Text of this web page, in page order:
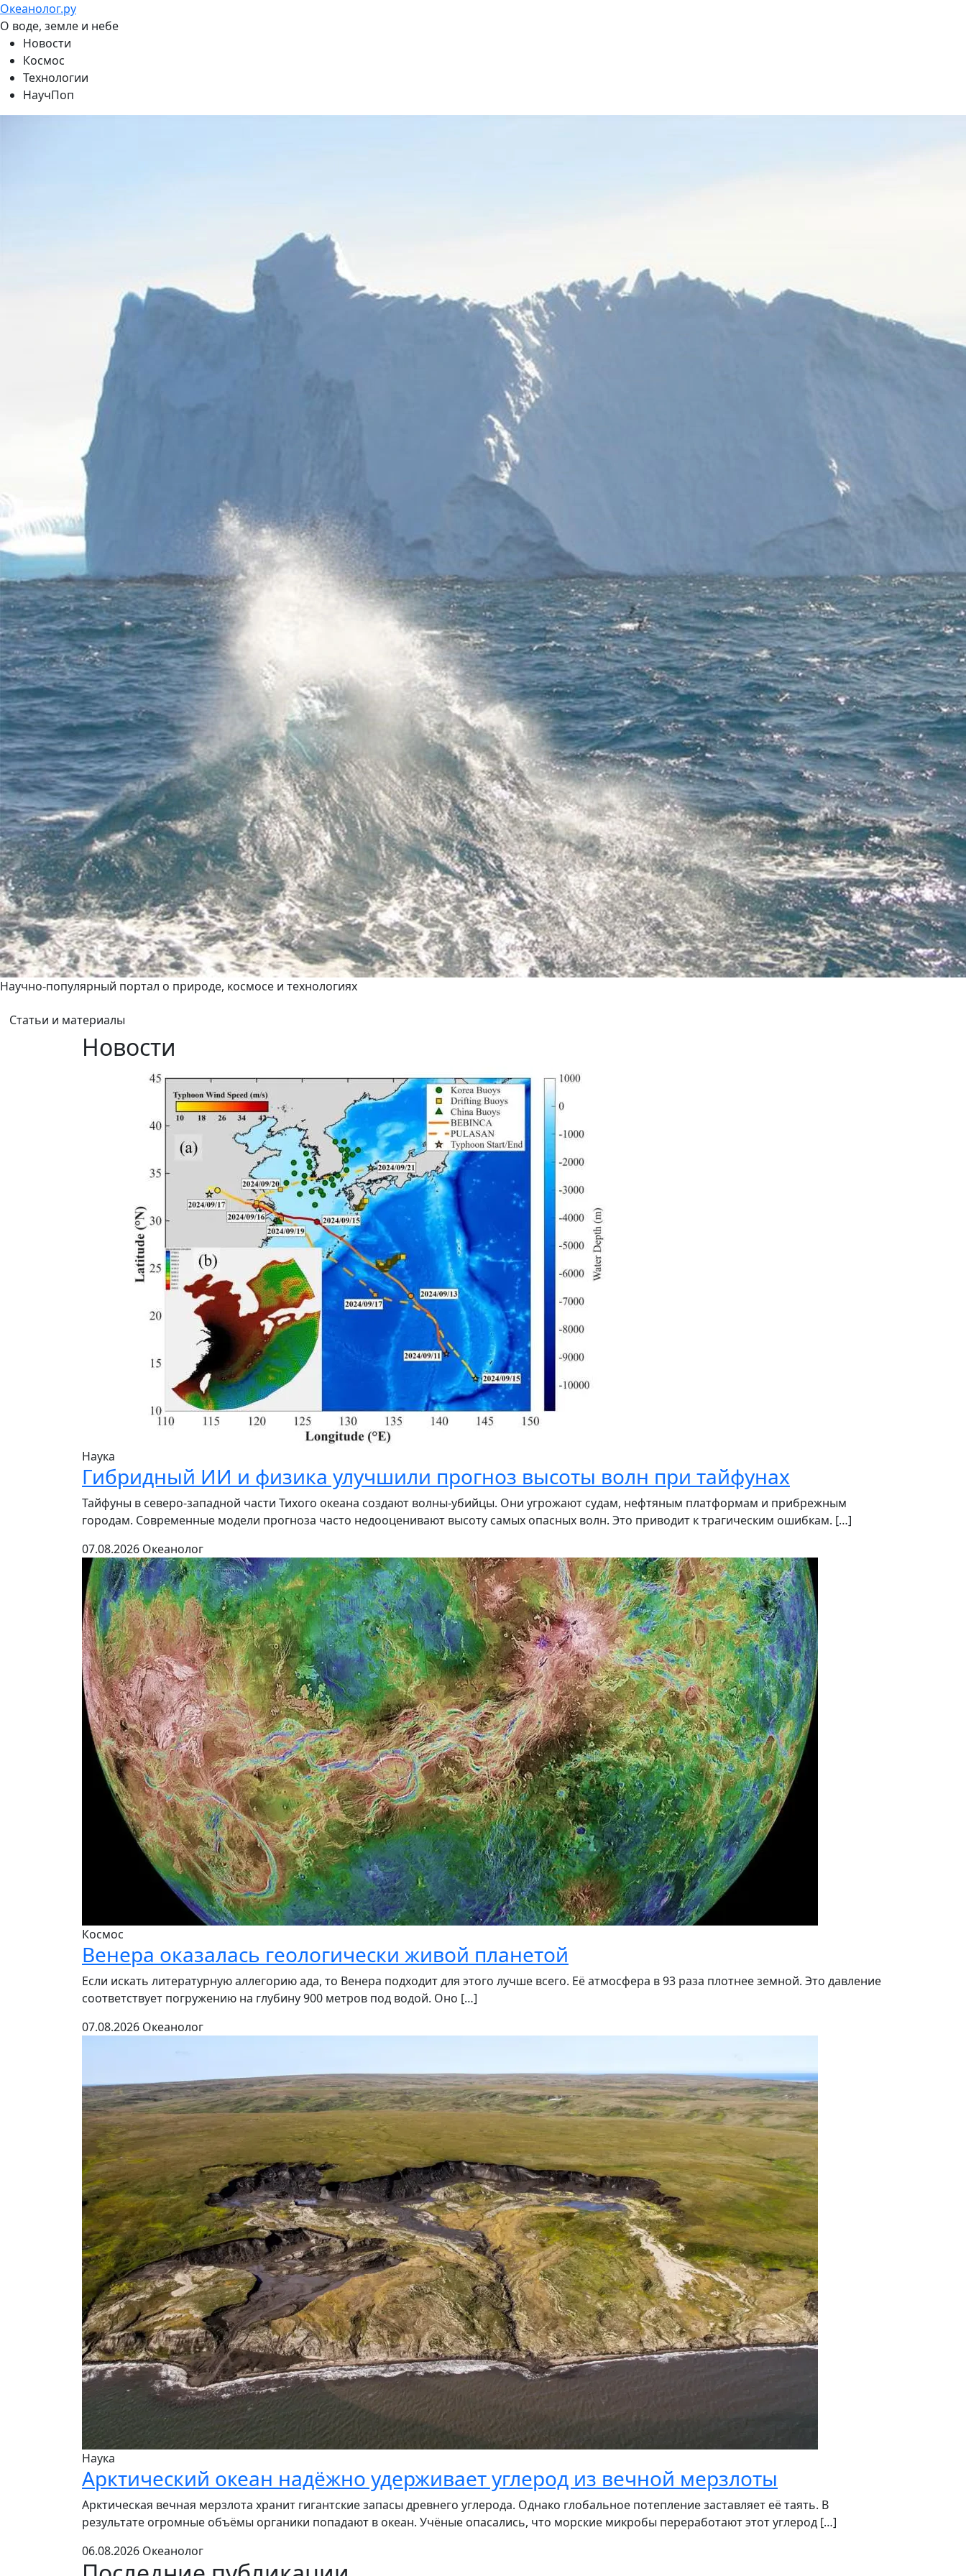
Океанолог.ру
О воде, земле и небе
Новости
Космос
Технологии
НаучПоп
Научно-популярный портал о природе, космосе и технологиях
Статьи и материалы
Новости
Наука
Гибридный ИИ и физика улучшили прогноз высоты волн при тайфунах
Тайфуны в северо-западной части Тихого океана создают волны-убийцы. Они угрожают судам, нефтяным платформам и прибрежным
городам. Современные модели прогноза часто недооценивают высоту самых опасных волн. Это приводит к трагическим ошибкам. […]
07.08.2026 Океанолог
Космос
Венера оказалась геологически живой планетой
Если искать литературную аллегорию ада, то Венера подходит для этого лучше всего. Её атмосфера в 93 раза плотнее земной. Это давление
соответствует погружению на глубину 900 метров под водой. Оно […]
07.08.2026 Океанолог
Наука
Арктический океан надёжно удерживает углерод из вечной мерзлоты
Арктическая вечная мерзлота хранит гигантские запасы древнего углерода. Однако глобальное потепление заставляет её таять. В
результате огромные объёмы органики попадают в океан. Учёные опасались, что морские микробы переработают этот углерод […]
06.08.2026 Океанолог